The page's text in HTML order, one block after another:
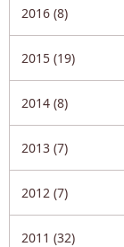
2016 (8)
2015 (19)
2014 (8)
2013 (7)
2012 (7)
2011 (32)